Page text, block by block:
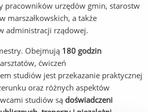
pracowników urzędów gmin, starostw
marszałkowskich, a także
administracji rządowej.
Obejmują 180 godzin
ćwiczeń
studiów jest przekazanie praktycznej
oraz różnych aspektów
studiów są doświadczeni